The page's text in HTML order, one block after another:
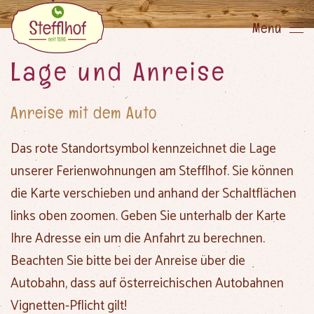
Skip
main
Menü
Lage und Anreise
Anreise mit dem Auto
Das rote Standortsymbol kennzeichnet die Lage
unserer Ferienwohnungen am Stefflhof. Sie können
die Karte verschieben und anhand der Schaltflächen
links oben zoomen. Geben Sie unterhalb der Karte
Ihre Adresse ein um die Anfahrt zu berechnen.
Beachten Sie bitte bei der Anreise über die
Autobahn, dass auf österreichischen Autobahnen
Vignetten-Pflicht gilt!